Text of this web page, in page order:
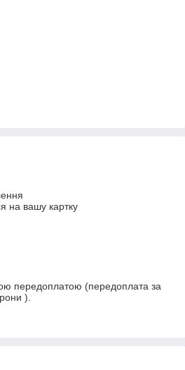
на вашу картку
передоплатою (передоплата за
).